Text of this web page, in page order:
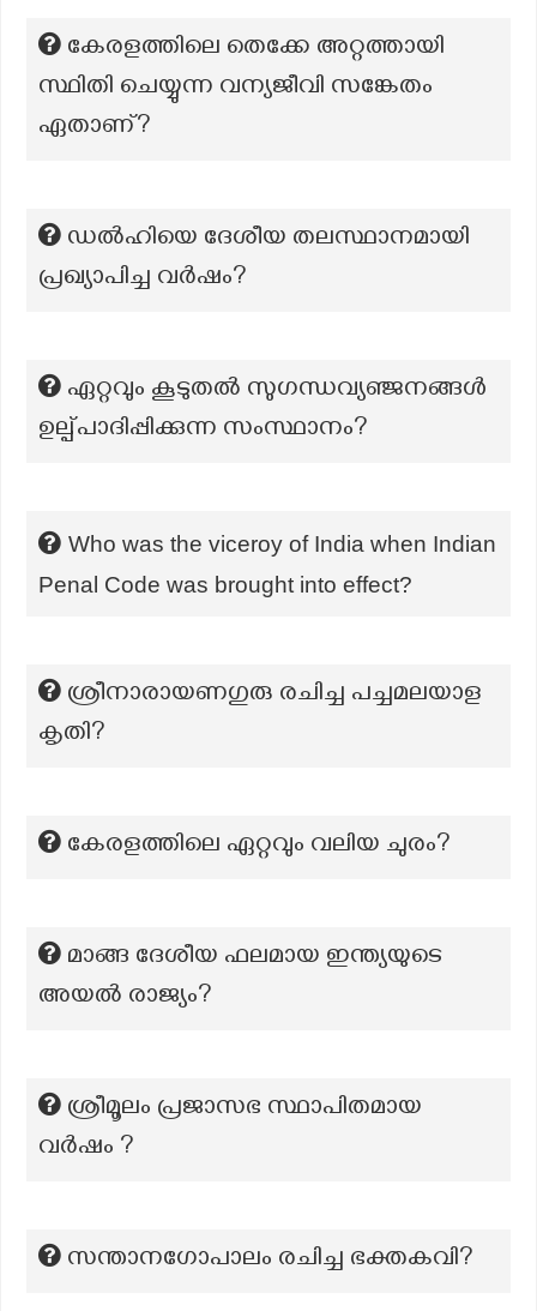
കേരളത്തിലെ തെക്കേ അറ്റത്തായി
സ്ഥിതി ചെയ്യുന്ന വന്യജീവി സങ്കേതം
ഏതാണ്?
ഡൽഹിയെ ദേശീയ തലസ്ഥാനമായി
പ്രഖ്യാപിച്ച വർഷം?
ഏറ്റവും കൂടുതല്‍ സുഗന്ധവ്യഞ്ജനങ്ങൾ
ഉല്പ്പാദിപ്പിക്കുന്ന സംസ്ഥാനം?
Who was the viceroy of India when Indian
Penal Code was brought into effect?
ശ്രീനാരായണഗുരു രചിച്ച പച്ചമലയാള
കൃതി?
കേരളത്തിലെ ഏറ്റവും വലിയ ചുരം?
മാങ്ങ ദേശീയ ഫലമായ ഇന്ത്യയുടെ
അയല്‍ രാജ്യം?
ശ്രീമൂലം പ്രജാസഭ സ്ഥാപിതമായ
വർഷം ?
സന്താനഗോപാലം രചിച്ച ഭക്തകവി?